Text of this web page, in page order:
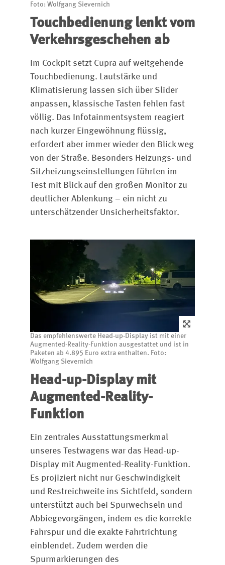
Foto: Wolfgang Sievernich
Touchbedienung lenkt vom
Verkehrsgeschehen ab
Im Cockpit setzt Cupra auf weitgehende
Touchbedienung. Lautstärke und
Klimatisierung lassen sich über Slider
anpassen, klassische Tasten fehlen fast
völlig. Das Infotainmentsystem reagiert
nach kurzer Eingewöhnung flüssig,
erfordert aber immer wieder den Blick weg
von der Straße. Besonders Heizungs- und
Sitzheizungseinstellungen führten im
Test mit Blick auf den großen Monitor zu
deutlicher Ablenkung – ein nicht zu
unterschätzender Unsicherheitsfaktor.
Das empfehlenswerte Head-up-Display ist mit einer
Augmented-Reality-Funktion ausgestattet und ist in
Paketen ab 4.895 Euro extra enthalten. Foto:
Wolfgang Sievernich
Head-up-Display mit
Augmented-Reality-
Funktion
Ein zentrales Ausstattungsmerkmal
unseres Testwagens war das Head-up-
Display mit Augmented-Reality-Funktion.
Es projiziert nicht nur Geschwindigkeit
und Restreichweite ins Sichtfeld, sondern
unterstützt auch bei Spurwechseln und
Abbiegevorgängen, indem es die korrekte
Fahrspur und die exakte Fahrtrichtung
einblendet. Zudem werden die
Spurmarkierungen des